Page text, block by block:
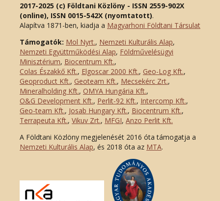
2017-2025 (c) Földtani Közlöny - ISSN 2559-902X
(online), ISSN 0015-542X (nyomtatott).
Alapítva 1871-ben, kiadja a Magyarhoni Földtani Társulat
Támogatók: Mol Nyrt., Nemzeti Kulturális Alap,
Nemzeti Együttműködési Alap, Földművelésügyi
Minisztérium, Biocentrum Kft.,
Colas Északkő Kft., Elgoscar 2000 Kft., Geo-Log Kft.,
Geoproduct Kft., Geoteam Kft., Mecsekérc Zrt.,
Mineralholding Kft., OMYA Hungária Kft.,
O&G Development Kft., Perlit-92 Kft., Intercomp Kft.,
Geo-team Kft., Josab Hungary Kft., Biocentrum Kft.,
Terrapeuta Kft., Vikuv Zrt., MFGI, Anzo Perlit Kft.
A Földtani Közlöny megjelenését 2016 óta támogatja a
Nemzeti Kulturális Alap, és 2018 óta az MTA.